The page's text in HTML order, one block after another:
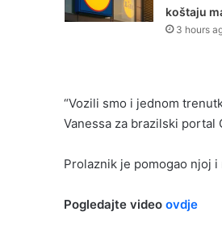
koštaju
3 hours
“Vozili smo i jednom
Vanessa za brazilski portal
Prolaznik je pomogao njoj
Pogledajte video ovdje